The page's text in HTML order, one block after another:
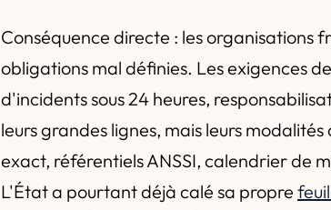
Conséquence directe : les organisations
obligations mal définies. Les exigences
d'incidents sous 24 heures,
leurs grandes lignes, mais leurs
exact, référentiels ANSSI, calendrier de
L'État a pourtant déjà calé sa propre